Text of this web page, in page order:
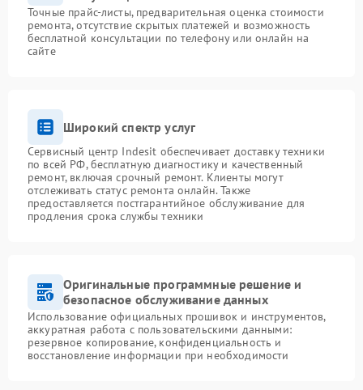
Точные прайс-листы, предварительная оценка стоимости
ремонта, отсутствие скрытых платежей и возможность
бесплатной консультации по телефону или онлайн на
сайте
Широкий спектр услуг
Сервисный центр Indesit обеспечивает доставку техники
по всей РФ, бесплатную диагностику и качественный
ремонт, включая срочный ремонт. Клиенты могут
отслеживать статус ремонта онлайн. Также
предоставляется постгарантийное обслуживание для
продления срока службы техники
Оригинальные программные решение и
безопасное обслуживание данных
Использование официальных прошивок и инструментов,
аккуратная работа с пользовательскими данными:
резервное копирование, конфиденциальность и
восстановление информации при необходимости